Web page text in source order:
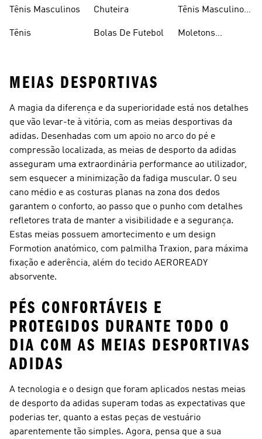
Tênis Masculinos
Tênis
Chuteira
Bolas De Futebol
Tênis Masculino
Moletons
MEIAS DESPORTIVAS
A magia da diferença e da superioridade está nos detalhes
que vão levar-te à vitória, com as meias desportivas da
adidas. Desenhadas com um apoio no arco do pé e
compressão localizada, as meias de desporto da adidas
asseguram uma extraordinária performance ao utilizador,
sem esquecer a minimização da fadiga muscular. O seu
cano médio e as costuras planas na zona dos dedos
garantem o conforto, ao passo que o punho com detalhes
refletores trata de manter a visibilidade e a segurança.
Estas meias possuem amortecimento e um design
Formotion anatómico, com palmilha Traxion, para máxima
fixação e aderência, além do tecido AEROREADY
absorvente.
PÉS CONFORTÁVEIS E
PROTEGIDOS DURANTE TODO O
DIA COM AS MEIAS DESPORTIVAS
ADIDAS
A tecnologia e o design que foram aplicados nestas meias
de desporto da adidas superam todas as expectativas que
poderias ter, quanto a estas peças de vestuário
aparentemente tão simples. Agora, pensa que a sua